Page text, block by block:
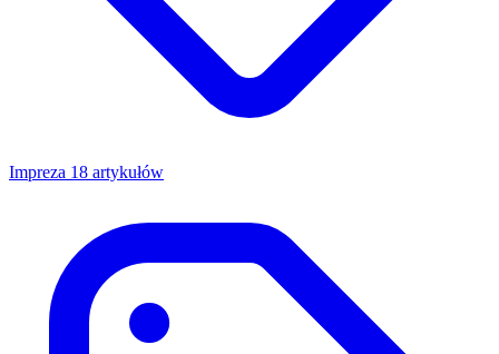
Impreza 18 artykułów